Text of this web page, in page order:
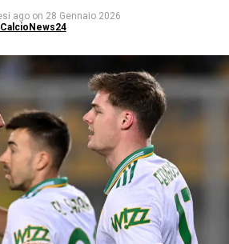
ago on 28 Gennaio 2026